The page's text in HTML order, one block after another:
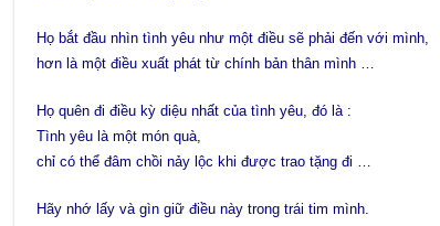
Họ bắt đầu nhìn tình yêu như một điều sẽ phải đến với mình,
hơn là một điều xuất phát từ chính bản thân mình …
Họ quên đi điều kỳ diệu nhất của tình yêu, đó là :
Tình yêu là một món quà,
chỉ có thể đâm chồi nảy lộc khi được trao tặng đi …
Hãy nhớ lấy và gìn giữ điều này trong trái tim mình.